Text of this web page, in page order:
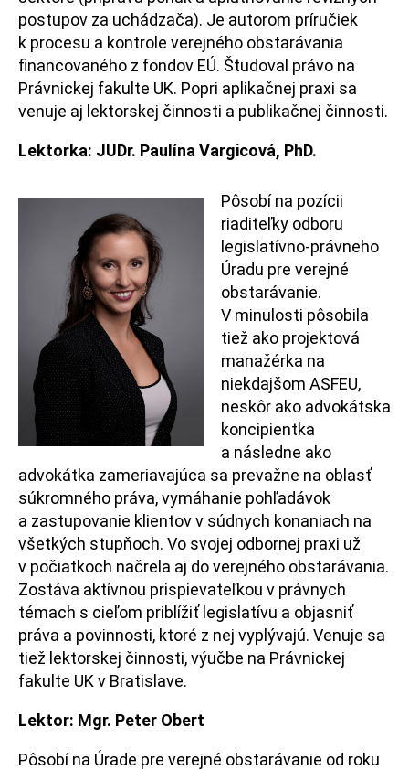
postupov za uchádzača). Je autorom príručiek
k procesu a kontrole verejného obstarávania
financovaného z fondov EÚ. Študoval právo na
Právnickej fakulte UK. Popri aplikačnej praxi sa
venuje aj lektorskej činnosti a publikačnej činnosti.
Lektorka: JUDr. Paulína Vargicová, PhD.
Pôsobí na pozícii
riaditeľky odboru
legislatívno-právneho
Úradu pre verejné
obstarávanie.
V minulosti pôsobila
tiež ako projektová
manažérka na
niekdajšom ASFEU,
neskôr ako advokátska
koncipientka
a následne ako
advokátka zameriavajúca sa prevažne na oblasť
súkromného práva, vymáhanie pohľadávok
a zastupovanie klientov v súdnych konaniach na
všetkých stupňoch. Vo svojej odbornej praxi už
v počiatkoch načrela aj do verejného obstarávania.
Zostáva aktívnou prispievateľkou v právnych
témach s cieľom priblížiť legislatívu a objasniť
práva a povinnosti, ktoré z nej vyplývajú. Venuje sa
tiež lektorskej činnosti, výučbe na Právnickej
fakulte UK v Bratislave.
Lektor: Mgr. Peter Obert
Pôsobí na Úrade pre verejné obstarávanie od roku